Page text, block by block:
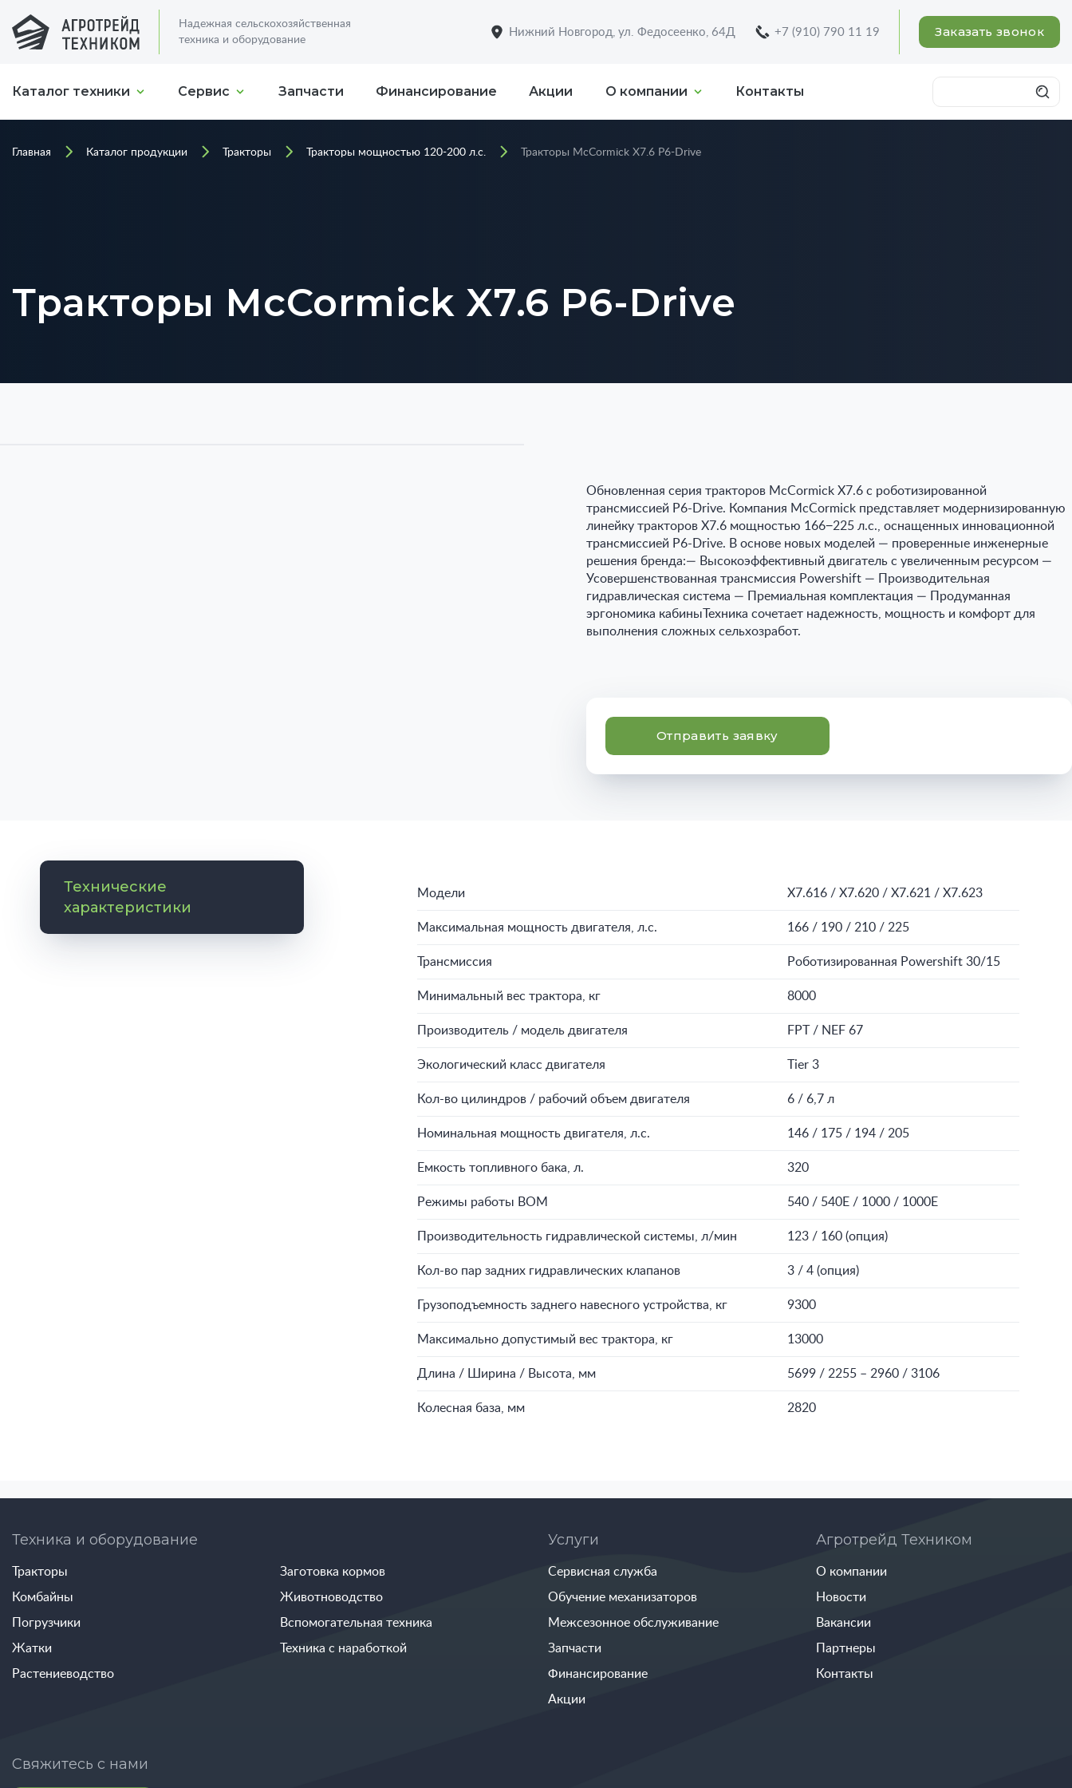
Надежная сельскохозяйственная
техника и оборудование
Нижний Новгород, ул. Федосеенко, 64Д +7 (910) 790 11 19 Заказать звонок
Каталог техники Сервис Запчасти Финансирование Акции О компании Контакты
Главная Каталог продукции Тракторы Тракторы мощностью 120-200 л.с. Тракторы McCormick X7.6 P6-Drive
Тракторы McCormick X7.6 P6-Drive
Обновленная серия тракторов McCormick X7.6 с роботизированной
трансмиссией P6-Drive. Компания McCormick представляет модернизированную
линейку тракторов X7.6 мощностью 166−225 л.с., оснащенных инновационной
трансмиссией P6-Drive. В основе новых моделей — проверенные инженерные
решения бренда:— Высокоэффективный двигатель с увеличенным ресурсом —
Усовершенствованная трансмиссия Powershift — Производительная
гидравлическая система — Премиальная комплектация — Продуманная
эргономика кабиныТехника сочетает надежность, мощность и комфорт для
выполнения сложных сельхозработ.
Отправить заявку
Технические
характеристики
Модели X7.616 / X7.620 / X7.621 / X7.623
Максимальная мощность двигателя, л.с. 166 / 190 / 210 / 225
Трансмиссия Роботизированная Powershift 30/15
Минимальный вес трактора, кг 8000
Производитель / модель двигателя FPT / NEF 67
Экологический класс двигателя Tier 3
Кол-во цилиндров / рабочий объем двигателя 6 / 6,7 л
Номинальная мощность двигателя, л.с. 146 / 175 / 194 / 205
Емкость топливного бака, л. 320
Режимы работы ВОМ 540 / 540Е / 1000 / 1000Е
Производительность гидравлической системы, л/мин 123 / 160 (опция)
Кол-во пар задних гидравлических клапанов 3 / 4 (опция)
Грузоподъемность заднего навесного устройства, кг 9300
Максимально допустимый вес трактора, кг 13000
Длина / Ширина / Высота, мм 5699 / 2255 – 2960 / 3106
Колесная база, мм 2820
Техника и оборудование
Тракторы
Комбайны
Погрузчики
Жатки
Растениеводство
Заготовка кормов
Животноводство
Вспомогательная техника
Техника с наработкой
Услуги
Сервисная служба
Обучение механизаторов
Межсезонное обслуживание
Запчасти
Финансирование
Акции
Агротрейд Техником
О компании
Новости
Вакансии
Партнеры
Контакты
Свяжитесь с нами